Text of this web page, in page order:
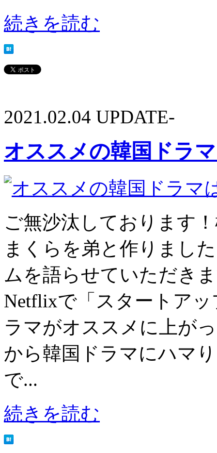
続きを読む
2021.02.04 UPDATE-
オススメの韓国ドラ
ご無沙汰しております
まくらを弟と作りまし
ムを語らせていただき
Netflixで「スタートア
ラマがオススメに上が
から韓国ドラマにハマ
で...
続きを読む